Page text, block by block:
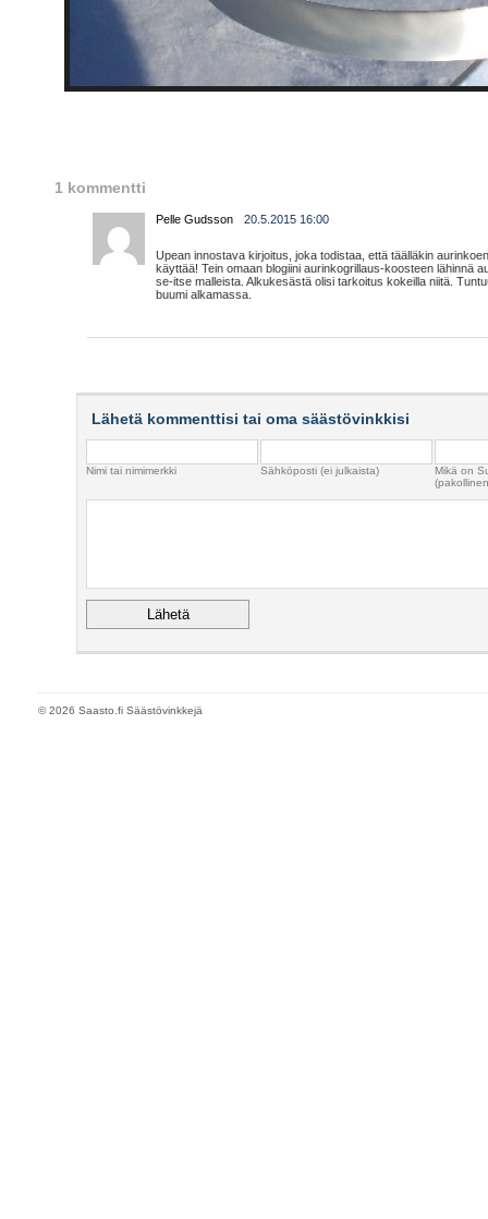
1 kommentti
Pelle Gudsson 20.5.2015 16:00
Upean innostava kirjoitus, joka todistaa, että täälläkin
käyttää! Tein omaan blogiini aurinkogrillaus-koosteen lähinnä
se-itse malleista. Alkukesästä olisi tarkoitus kokeilla niitä.
buumi alkamassa.
Lähetä kommenttisi tai oma säästövinkkisi
Nimi tai nimimerkki Sähköposti (ei julkaista)
Mikä on
© 2026 Saasto.fi Säästövinkkejä